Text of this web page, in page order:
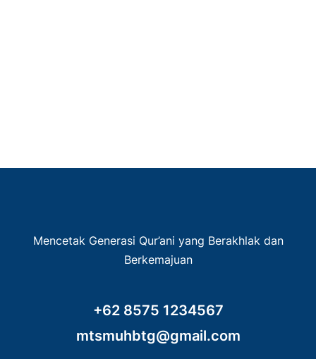
Mencetak Generasi Qur’ani yang Berakhlak dan
Berkemajuan
+62 8575 1234567
mtsmuhbtg@gmail.com